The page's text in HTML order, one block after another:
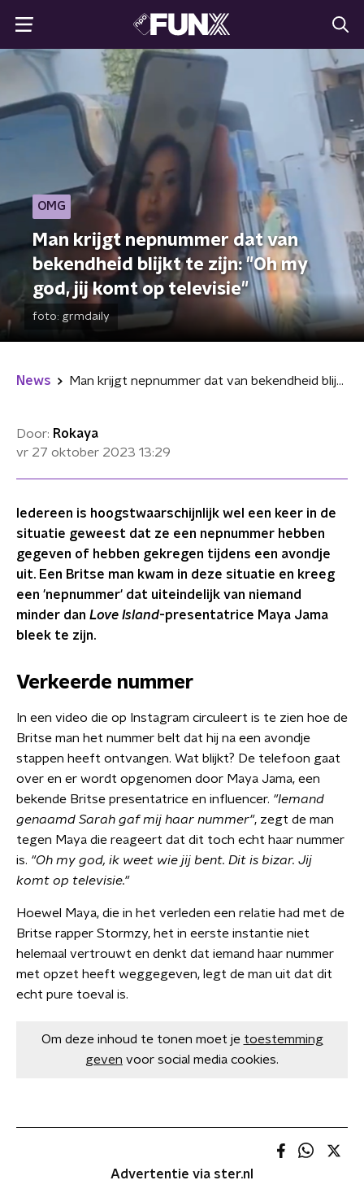
OMG
Man krijgt nepnummer dat van
bekendheid blijkt te zijn: "Oh my
god, jij komt op televisie"
foto: grmdaily
News Man krijgt nepnummer dat van bekendheid blijkt te zijn: "Oh my god, jij komt op televisie"
Door: Rokaya
vr 27 oktober 2023 13:29
Iedereen is hoogstwaarschijnlijk wel een keer in de
situatie geweest dat ze een nepnummer hebben
gegeven of hebben gekregen tijdens een avondje
uit. Een Britse man kwam in deze situatie en kreeg
een 'nepnummer' dat uiteindelijk van niemand
minder dan Love Island-presentatrice Maya Jama
bleek te zijn.
Verkeerde nummer
In een video die op Instagram circuleert is te zien hoe de
Britse man het nummer belt dat hij na een avondje
stappen heeft ontvangen. Wat blijkt? De telefoon gaat
over en er wordt opgenomen door Maya Jama, een
bekende Britse presentatrice en influencer. "Iemand
genaamd Sarah gaf mij haar nummer", zegt de man
tegen Maya die reageert dat dit toch echt haar nummer
is. "Oh my god, ik weet wie jij bent. Dit is bizar. Jij
komt op televisie."
Hoewel Maya, die in het verleden een relatie had met de
Britse rapper Stormzy, het in eerste instantie niet
helemaal vertrouwt en denkt dat iemand haar nummer
met opzet heeft weggegeven, legt de man uit dat dit
echt pure toeval is.
Om deze inhoud te tonen moet je toestemming
geven voor social media cookies.
Advertentie via ster.nl